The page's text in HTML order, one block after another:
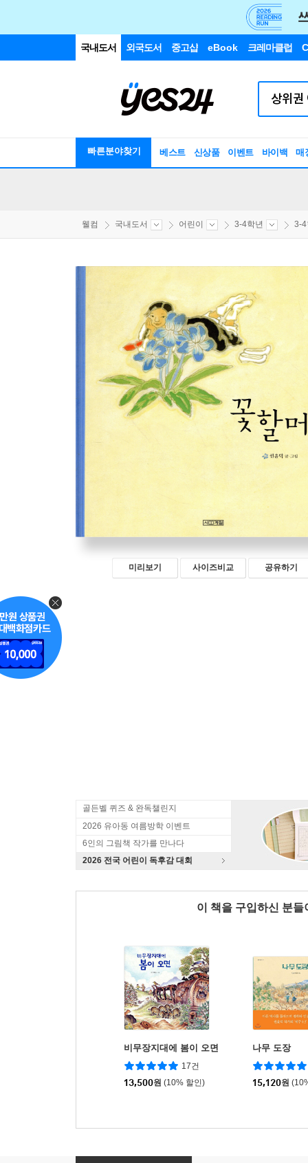
국내도서 외국도서 중고샵 eBook 크레마클럽
빠른분야찾기 베스트 신상품 이벤트 바이백 매
웰컴 국내도서 어린이 3-4학년 3-4
미리보기 사이즈비교 공유하기
골든벨 퀴즈 & 완독챌린지
2026 유아동 여름방학 이벤트
6인의 그림책 작가를 만나다
2026 전국 어린이 독후감 대회
이 책을 구입하신 분
비무장지대에 봄이 오면
17건
13,500원 (10% 할인)
나무 도장
15,120원